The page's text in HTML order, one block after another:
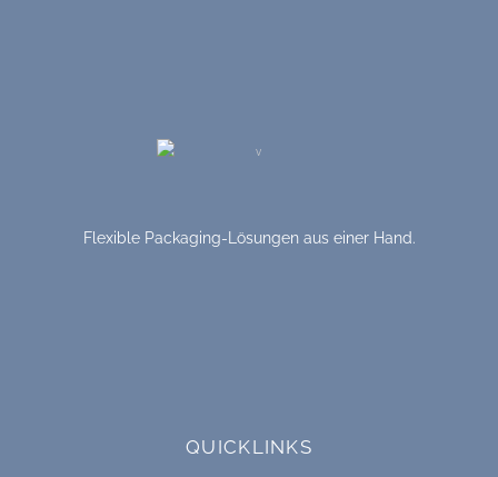
Flexible Packaging-Lösungen aus einer Hand.
QUICKLINKS